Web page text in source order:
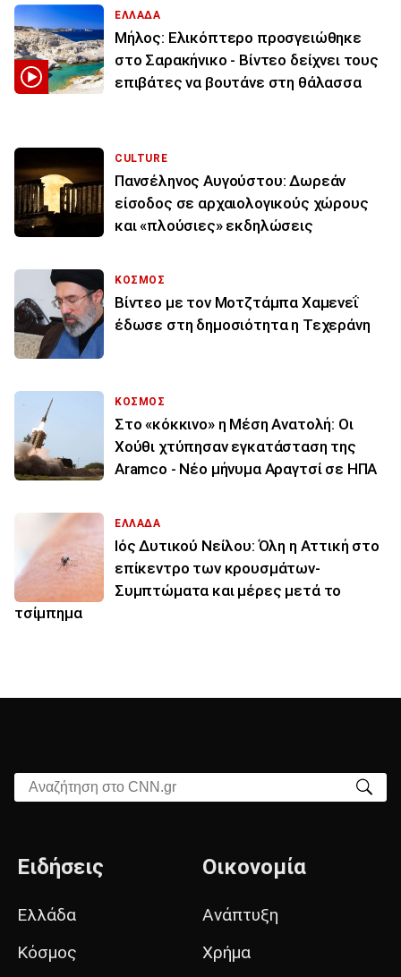
ΕΛΛΑΔΑ
Μήλος: Ελικόπτερο προσγειώθηκε
στο Σαρακήνικο - Βίντεο δείχνει τους
επιβάτες να βουτάνε στη θάλασσα
CULTURE
Πανσέληνος Αυγούστου: Δωρεάν
είσοδος σε αρχαιολογικούς χώρους
και «πλούσιες» εκδηλώσεις
ΚΟΣΜΟΣ
Βίντεο με τον Μοτζτάμπα Χαμενεΐ
έδωσε στη δημοσιότητα η Τεχεράνη
ΚΟΣΜΟΣ
Στο «κόκκινο» η Μέση Ανατολή: Οι
Χούθι χτύπησαν εγκατάσταση της
Aramco - Νέο μήνυμα Αραγτσί σε ΗΠΑ
ΕΛΛΑΔΑ
Ιός Δυτικού Νείλου: Όλη η Αττική στο
επίκεντρο των κρουσμάτων-
Συμπτώματα και μέρες μετά το
τσίμπημα
Αναζήτηση στο CNN.gr
Ειδήσεις
Ελλάδα
Κόσμος
Οικονομία
Ανάπτυξη
Χρήμα